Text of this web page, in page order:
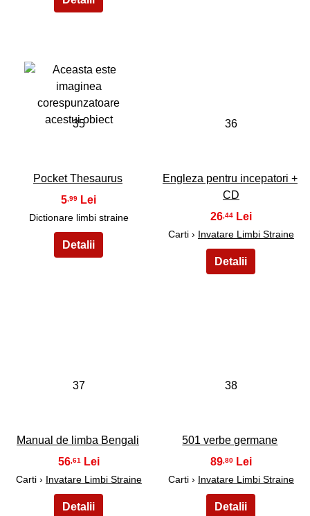
35
Pocket Thesaurus
5 ,99
Dictionare limbi straine
36
Engleza pentru incepatori +
CD
26,44
Carti › Invatare Limbi Straine
37
Manual de limba Bengali
56,61
Carti › Invatare Limbi Straine
38
501 verbe germane
89,80
Carti › Invatare Limbi Straine